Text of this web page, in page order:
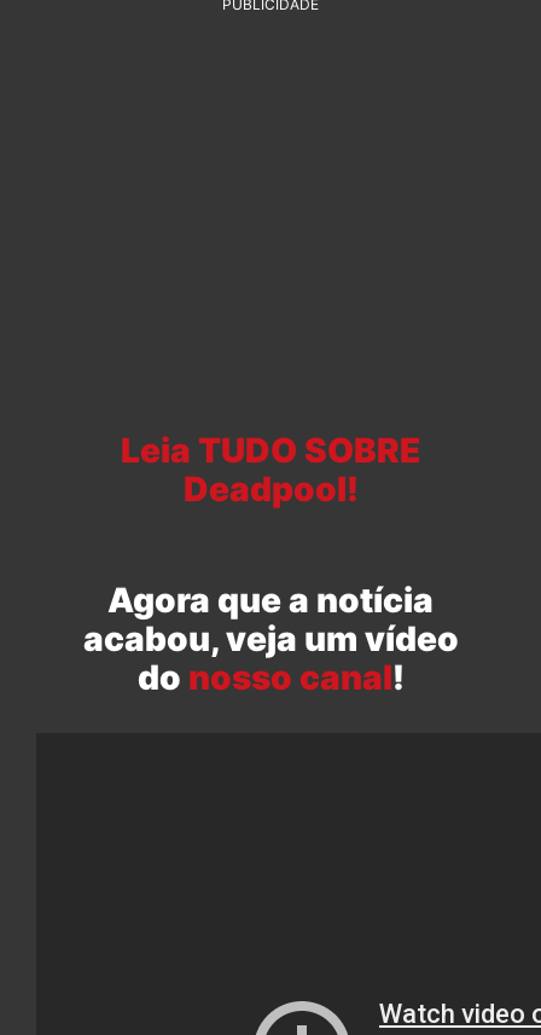
PUBLICIDADE
Leia TUDO SOBRE
Deadpool!
Agora que a notícia
acabou, veja um vídeo
do nosso canal!